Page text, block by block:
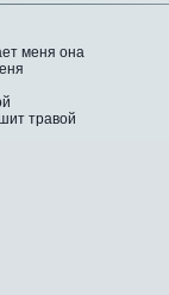
меня она
травой